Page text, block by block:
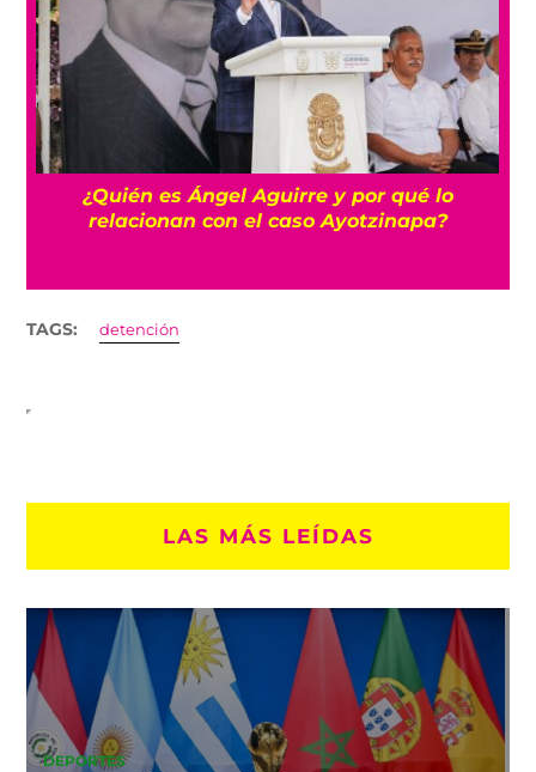
¿Quién es Ángel Aguirre y por qué lo
relacionan con el caso Ayotzinapa?
TAGS: detención
LAS MÁS LEÍDAS
DEPORTES